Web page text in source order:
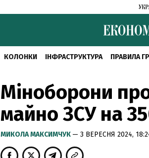
КОЛОНКИ ІНФРАСТРУКТУРА ПРАВИЛА
Міноборони
майно ЗСУ на
МИКОЛА МАКСИМЧУК — 3 ВЕРЕСНЯ 2024,